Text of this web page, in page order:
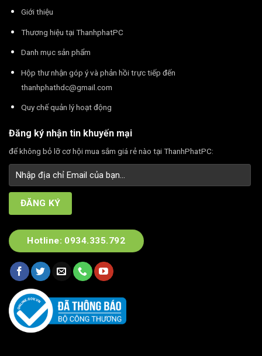
Giới thiệu
Thương hiệu tại ThanhphatPC
Danh mục sản phẩm
Hộp thư nhận góp ý và phản hồi trực tiếp đến
thanhphathdc@gmail.com
Quy chế quản lý hoạt động
Đăng ký nhận tin khuyến mại
để không bỏ lỡ cơ hội mua sắm giá rẻ nào tại ThanhPhatPC:
Hotline: 0934.335.792